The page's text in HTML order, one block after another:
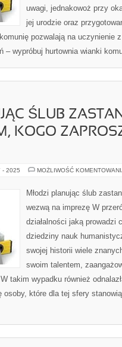
uwagi, jednakowoż przy
jej urodzie oraz
pozwalają na uczynienie
– wypróbuj hurtownia wianki
ŚLUB
KOGO
- 2025 MOŻLIWOŚĆ
Młodzi planując ślub
wezwą na imprezę W
działalności jaką prowadzi
dziedziny nauk
swojej historii wiele
swoim talentem,
takim wypadku również
osoby, które dla tej sfery